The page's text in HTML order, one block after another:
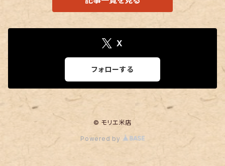
X
フォローする
© モリエ米店
Powered by